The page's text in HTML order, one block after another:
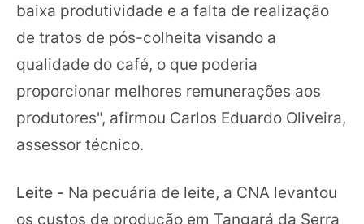
baixa produtividade e a falta de realização
de tratos de pós-colheita visando a
qualidade do café, o que poderia
proporcionar melhores remunerações aos
produtores", afirmou Carlos Eduardo Oliveira,
assessor técnico.
Leite - Na pecuária de leite, a CNA levantou
os custos de produção em Tangará da Serra